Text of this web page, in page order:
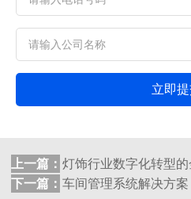
立即
上一篇： 灯饰行业数字化转型的金
下一篇： 车间管理系统解决方案：